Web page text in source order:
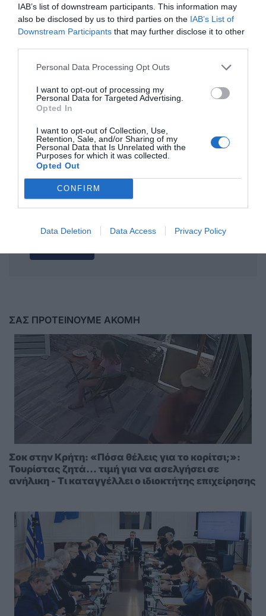
IAB’s list of downstream participants. This information may
also be disclosed by us to third parties on the IAB’s List of
Downstream Participants that may further disclose it to other
Personal Data Processing Opt Outs
I want to opt-out of processing my
Personal Data for Targeted Advertising.
Opted In
I want to opt-out of Collection, Use,
Retention, Sale, and/or Sharing of my
Personal Data that Is Unrelated with the
Purposes for which it was collected.
Opted Out
CONFIRM
Data Deletion Data Access Privacy Policy
ΤΙΤΛΟΣ
ΣΑΣ ΠΡΟΤΕΙΝΟΥΜΕ ΑΚΟΜΗ
Σοκ στην Κρήτη: «Πόσα θέλεις για το κορίτσι;»:
Τουρίστας ζητά... τιμή για να ασελγήσει σε
ανήλικη - Τι καταγγέλλει ο ιδιοκτήτης επιχείρησης